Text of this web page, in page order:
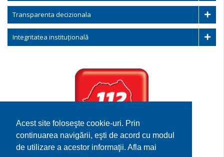
Acest site foloseşte cookie-uri. Prin
continuarea navigării, eşti de acord cu modul
de utilizare a acestor informaţii. Afla mai
Transparenta decizionala
Integritatea instituțională
Serviciului de Urgenta 112